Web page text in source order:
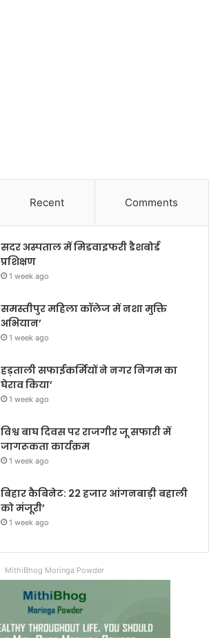
Recent Comments
सदर अस्पताल में मिडवाइफरी डैशबोर्ड
प्रशिक्षण
1 week ago
समस्तीपुर महिला कॉलेज में नशा मुक्ति
अभियान’
1 week ago
हड़ताली सफाईकर्मियों ने नगर निगम का
घेराव किया’
1 week ago
विश्व बाघ दिवस पर राजगीर जू सफारी में
जागरूकता कार्यक्रम
1 week ago
बिहार कैबिनेट: 22 हजार आंगनबाड़ी बहाली
को मंजूरी’
1 week ago
MithiBhog Moringa Powder